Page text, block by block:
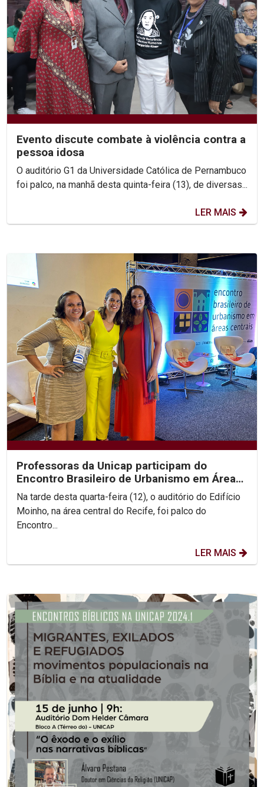
Evento discute combate à violência contra a
pessoa idosa
O auditório G1 da Universidade Católica de Pernambuco
foi palco, na manhã desta quinta-feira (13), de diversas...
LER MAIS
Professoras da Unicap participam do
Encontro Brasileiro de Urbanismo em Áreas
Centrais
Na tarde desta quarta-feira (12), o auditório do Edifício
Moinho, na área central do Recife, foi palco do
Encontro...
LER MAIS